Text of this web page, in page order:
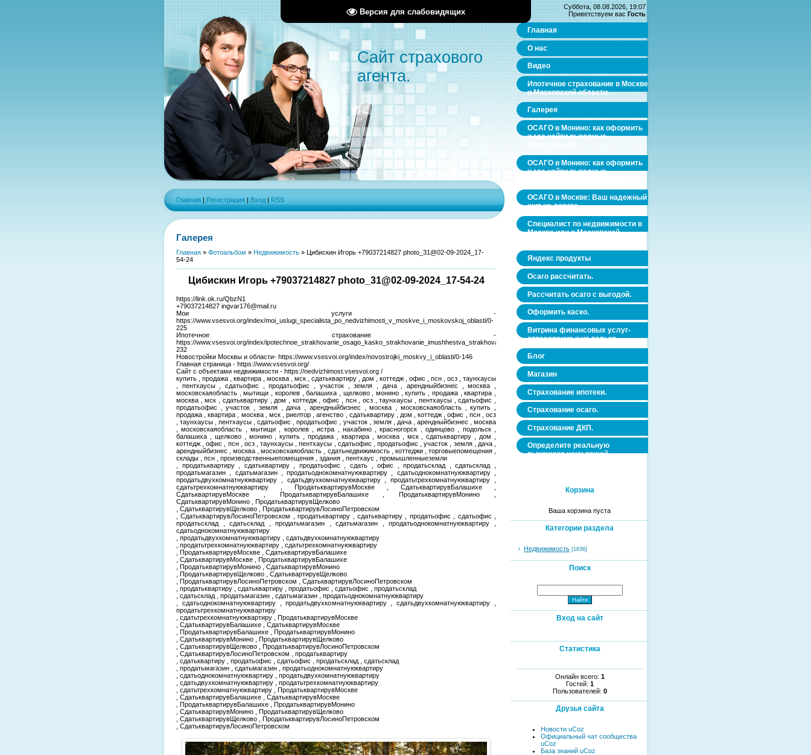
Версия для слабовидящих
Сайт страхового
агента.
Главная | Регистрация | Вход | RSS
Галерея
Главная » Фотоальбом » Недвижимость » Цибискин Игорь +79037214827 photo_31@02-09-2024_17-
54-24
Цибискин Игорь +79037214827 photo_31@02-09-2024_17-54-24
https://link.ok.ru/QbzN1
+79037214827 ingvar176@mail.ru
Мои услуги -
https://www.vsesvoi.org/index/moi_uslugi_specialista_po_nedvizhimosti_v_moskve_i_moskovskoj_oblasti/0-
225
Ипотечное страхование -
https://www.vsesvoi.org/index/ipotechnoe_strakhovanie_osago_kasko_strakhovanie_imushhestva_strakhovanie_zhizni_i_zdorovja_dms_antikleshh/0-
232
Новостройки Москвы и области- https://www.vsesvoi.org/index/novostrojki_moskvy_i_oblasti/0-146
Главная страница - https://www.vsesvoi.org/
Сайт с объектами недвижимости - https://nedvizhimost.vsesvoi.org /
купить , продажа , квартира , москва , мск , сдатьквартиру , дом , коттедж , офис , псн , осз , таунхаусы
, пентхаусы , сдатьофис , продатьофис , участок , земля , дача , арендныйбизнес , москва ,
московскаяобласть , мытищи , королев , балашиха , щелково , монино , купить , продажа , квартира ,
москва , мск , сдатьквартиру , дом , коттедж , офис , псн , осз , таунхаусы , пентхаусы , сдатьофис ,
продатьофис , участок , земля , дача , арендныйбизнес , москва , московскаяобласть , купить ,
продажа , квартира , москва , мск , риелтор , агенство , сдатьквартиру , дом , коттедж , офис , псн , осз
, таунхаусы , пентхаусы , сдатьофис , продатьофис , участок , земля , дача , арендныйбизнес , москва
, московскаяобласть , мытищи , королев , истра , нахабино , красногорск , одинцово , подольск ,
балашиха , щелково , монино , купить , продажа , квартира , москва , мск , сдатьквартиру , дом ,
коттедж , офис , псн , осз , таунхаусы , пентхаусы , сдатьофис , продатьофис , участок , земля , дача ,
арендныйбизнес , москва , московскаяобласть , сдатьнедвижимость , коттеджи , торговыепомещения ,
склады , псн , производственныепомещения , здания , пентхаус , промышленныеземли
, продатьквартиру , сдатьквартиру , продатьофис , сдать , офис , продатьсклад , сдатьсклад ,
продатьмагазин , сдатьмагазин , продатьоднокомнатнуюквартиру , сдатьоднокомнатнуюквартиру ,
продатьдвухкомнатнуюквартиру , сдатьдвухкомнатнуюквартиру , продатьтрехкомнатнуюквартиру ,
сдатьтрехкомнатнуюквартиру , ПродатьквартирувМоскве , СдатьквартирувБалашихе ,
СдатьквартирувМоскве , ПродатьквартирувБалашихе , ПродатьквартирувМонино ,
СдатьквартирувМонино , ПродатьквартирувЩелково
, СдатьквартирувЩелково , ПродатьквартирувЛосиноПетровском
, СдатьквартирувЛосиноПетровском , продатьквартиру , сдатьквартиру , продатьофис , сдатьофис ,
продатьсклад , сдатьсклад , продатьмагазин , сдатьмагазин , продатьоднокомнатнуюквартиру ,
сдатьоднокомнатнуюквартиру
, продатьдвухкомнатнуюквартиру , сдатьдвухкомнатнуюквартиру
, продатьтрехкомнатнуюквартиру , сдатьтрехкомнатнуюквартиру
, ПродатьквартирувМоскве , СдатьквартирувБалашихе
, СдатьквартирувМоскве , ПродатьквартирувБалашихе
, ПродатьквартирувМонино , СдатьквартирувМонино
, ПродатьквартирувЩелково , СдатьквартирувЩелково
, ПродатьквартирувЛосиноПетровском , СдатьквартирувЛосиноПетровском
, продатьквартиру , сдатьквартиру , продатьофис , сдатьофис , продатьсклад
, сдатьсклад , продатьмагазин , сдатьмагазин , продатьоднокомнатнуюквартиру
, сдатьоднокомнатнуюквартиру , продатьдвухкомнатнуюквартиру , сдатьдвухкомнатнуюквартиру ,
продатьтрехкомнатнуюквартиру
, сдатьтрехкомнатнуюквартиру , ПродатьквартирувМоскве
, СдатьквартирувБалашихе , СдатьквартирувМоскве
, ПродатьквартирувБалашихе , ПродатьквартирувМонино
, СдатьквартирувМонино , ПродатьквартирувЩелково
, СдатьквартирувЩелково , ПродатьквартирувЛосиноПетровском
, СдатьквартирувЛосиноПетровском , продатьквартиру
, сдатьквартиру , продатьофис , сдатьофис , продатьсклад , сдатьсклад
, продатьмагазин , сдатьмагазин , продатьоднокомнатнуюквартиру
, сдатьоднокомнатнуюквартиру , продатьдвухкомнатнуюквартиру
, сдатьдвухкомнатнуюквартиру , продатьтрехкомнатнуюквартиру
, сдатьтрехкомнатнуюквартиру , ПродатьквартирувМоскве
, СдатьквартирувБалашихе , СдатьквартирувМоскве
, ПродатьквартирувБалашихе , ПродатьквартирувМонино
, СдатьквартирувМонино , ПродатьквартирувЩелково
, СдатьквартирувЩелково , ПродатьквартирувЛосиноПетровском
, СдатьквартирувЛосиноПетровском
Суббота, 08.08.2026, 19:07
Приветствуем вас Гость
Главная
О нас
Видео
Ипотечное страхование в Москве
и Московской области.
Галерея
ОСАГО в Монино: как оформить
и где найти выгодные
ОСАГО в Монино: как оформить
и где найти выгодные
ОСАГО в Москве: Ваш надежный
щит на дороге
Специалист по недвижимости в
Москве или в Московской
Яндекс продукты
Осаго рассчитать.
Рассчитать осаго с выгодой.
Оформить каско.
Витрина финансовых услуг-
страхование и не только.
Блог
Магазин
Страхование ипотеки.
Страхование осаго.
Страхование ДКП.
Определите реальную
рыночную цену вашей
Корзина
Ваша корзина пуста
Категории раздела
Недвижимость [1636]
Поиск
Вход на сайт
Статистика
Онлайн всего: 1
Гостей: 1
Пользователей: 0
Друзья сайта
Новости uCoz
Официальный чат сообщества
uCoz
База знаний uCoz